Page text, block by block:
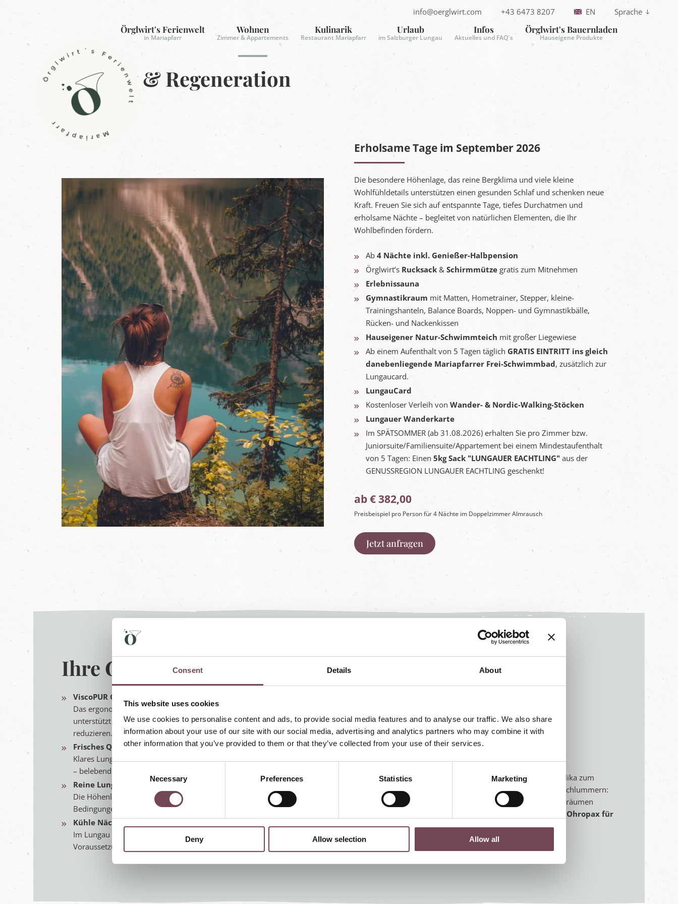
Consent Details About
This website uses cookies
We use cookies to personalise content and ads, to provide social media features and to analyse our traffic. We also share
information about your use of our site with our social media, advertising and analytics partners who may combine it with
other information that you’ve provided to them or that they’ve collected from your use of their services.
n
S
e
c
Necessary Preferences Statistics Marketing
Deny Allow selection Allow all
w
e
l
t
i
n
M
a
r
a
r
r
a
l
z
b
u
r
g
e
r
L
u
n
g
a
u
info@oerglwirt.com
E
+43 6473 8207
T
e
l
EN Sprache
Örglwirt's Ferienwelt
in Mariapfarr
Wohnen
Zimmer & Appartements
Kulinarik
Restaurant Mariapfarr
Urlaub
im Salzburger Lungau
Infos
Aktuelles und FAQ´s
Örglwirt's Bauernladen
Hauseigene Produkte
Bergluft & Regeneration
31.08. – 11.10.2026
Erholsame Tage im September 2026
Die besondere Höhenlage, das reine Bergklima und viele kleine
Wohlfühldetails unterstützen einen gesunden Schlaf und schenken neue
Kraft. Freuen Sie sich auf entspannte Tage, tiefes Durchatmen und
erholsame Nächte – begleitet von natürlichen Elementen, die Ihr
Wohlbefinden fördern.
Ab 4 Nächte inkl. Genießer-Halbpension
Örglwirt’s Rucksack &Schirmmütze gratis zum Mitnehmen
Erlebnissauna
Gymnastikraum mit Matten, Hometrainer, Stepper, kleine-
Trainingshanteln, Balance Boards, Noppen- und Gymnastikbälle,
Rücken- und Nackenkissen
Hauseigener Natur-Schwimmteich mit großer Liegewiese
Ab einem Aufenthalt von 5 Tagen täglich GRATIS EINTRITT ins gleich
danebenliegende Mariapfarrer Frei-Schwimmbad, zusätzlich zur
Lungaucard.
LungauCard
Kostenloser Verleih von Wander- & Nordic-Walking-Stöcken
Lungauer Wanderkarte
Im SPÄTSOMMER (ab 31.08.2026) erhalten Sie pro Zimmer bzw.
Juniorsuite/Familiensuite/Appartement bei einem Mindestaufenthalt
von 5 Tagen: Einen 5kg Sack "LUNGAUER EACHTLING" aus der
GENUSSREGION LUNGAUER EACHTLING geschenkt!
ab € 382,00
Preisbeispiel pro Person für 4 Nächte im Doppelzimmer Almrausch
Jetzt anfragen
Ihre Gesundheits-Extras:
ViscoPUR Gesundheitskissen in allen Zimmern
Das ergonomische Kissen passt sich individuell an Kopf und Nacken an,
unterstützt die Wirbelsäule und kann Verspannungen im Nackenbereich
reduzieren.
Frisches Quellwasser aus Mariapfarr
Klares Lungauer Bergwasser steht täglich frisch auf Ihrem Zimmer bereit
– belebend und kraftspendend.
Reine Lungauer Bergluft
Die Höhenlage und die klare Luft im Lungau schaffen ideale
Bedingungen zum Durchatmen und Regenerieren.
Kühle Nächte für besseren Schlaf
Im Lungau sinken die Temperaturen nachts deutlich ab – ideale
Voraussetzungen für einen tiefen und erholsamen Schlaf.
„Schlafgut-Set“ nach Örglwirt’s Schlafgut-Konzept:
Kräutertee
KleineSchlafkartefür guten Schlaf
Zwischen Tradition und Tiefschlaf: Bei uns gehört die Basilika zum
Guten-Morgen-Ritual des Ortes. Für alle, die lieber weiterschlummern:
wir haben vorgesorgt. Für alle, die noch ein wenig länger träumen
Ohropax für
einen ungestörten Schlaf